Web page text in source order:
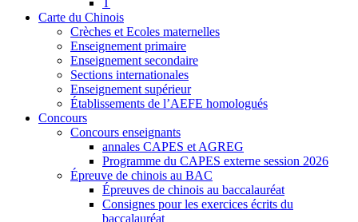
T
Carte du Chinois
Crèches et Ecoles maternelles
Enseignement primaire
Enseignement secondaire
Sections internationales
Enseignement supérieur
Établissements de l’AEFE homologués
Concours
Concours enseignants
annales CAPES et AGREG
Programme du CAPES externe session 2026
Épreuve de chinois au BAC
Épreuves de chinois au baccalauréat
Consignes pour les exercices écrits du
baccalauréat